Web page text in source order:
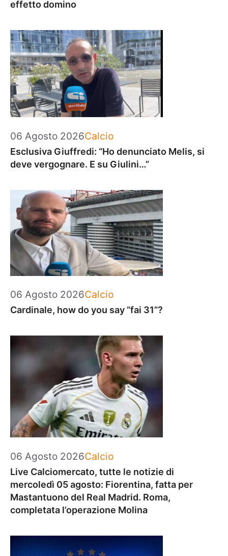
effetto domino
06 Agosto 2026Categorie
Calcio
Esclusiva Giuffredi: “Ho denunciato Melis, si
deve vergognare. E su Giulini…”
06 Agosto 2026Categorie
Calcio
Cardinale, how do you say “fai 31”?
06 Agosto 2026Categorie
Calcio
Live Calciomercato, tutte le notizie di
mercoledì 05 agosto: Fiorentina, fatta per
Mastantuono del Real Madrid. Roma,
completata l’operazione Molina